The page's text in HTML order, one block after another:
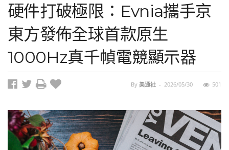
n
a
v
i
g
a
t
硬件打破極限：Evnia攜手京
東方發佈全球首款原生
1000Hz真千幀電競顯示器
By 美通社 - 2026/05/30 501